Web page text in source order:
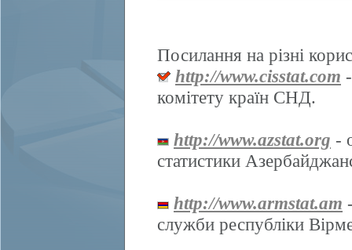
Посилання на різні
http://www.cisstat.com
комітету країн СНД.
http://www.azstat.org -
статистики
http://www.armstat.am
служби республіки